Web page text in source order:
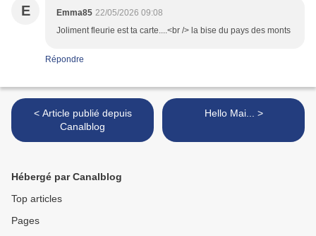
E Emma85 22/05/2026 09:08
Joliment fleurie est ta carte....<br /> la bise du pays des monts
Répondre
< Article publié depuis
Canalblog
Hello Mai... >
Hébergé par Canalblog
Top articles
Pages